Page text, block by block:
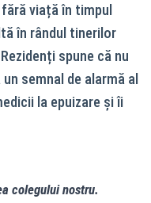
viață în timpul
în rândul tinerilor
spune că nu
semnal de alarmă al
la epuizare și îi
colegului nostru.